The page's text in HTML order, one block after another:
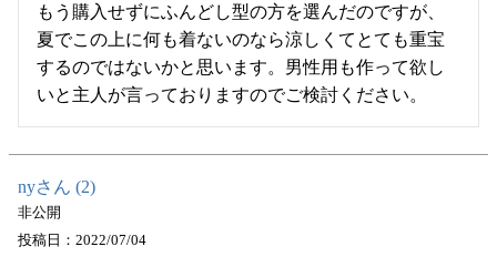
もう購入せずにふんどし型の方を選んだのですが、
夏でこの上に何も着ないのなら涼しくてとても重宝
するのではないかと思います。男性用も作って欲し
いと主人が言っておりますのでご検討ください。
ny 2
非公開
投稿日
2022/07/04